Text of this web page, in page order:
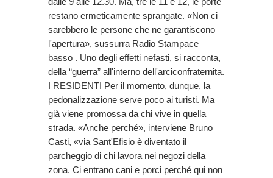
restano ermeticamente sprangate. «Non ci
sarebbero le persone che ne garantiscono
l'apertura», sussurra Radio Stampace
basso . Uno degli effetti nefasti, si racconta,
della “guerra” all'interno dell'arciconfraternita.
I RESIDENTI Per il momento, dunque, la
pedonalizzazione serve poco ai turisti. Ma
già viene promossa da chi vive in quella
strada. «Anche perché», interviene Bruno
Casti, «via Sant'Efisio è diventato il
parcheggio di chi lavora nei negozi della
zona. Ci entrano cani e porci perché qui non